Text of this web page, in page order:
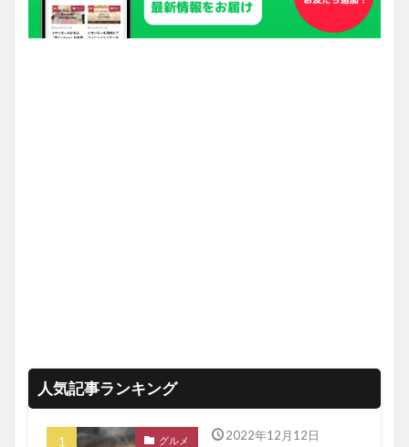
人気記事ランキング
グルメ 2022年12月12日